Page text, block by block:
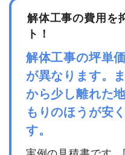
解体工事の費用を
ト！
解体工事の坪単
が異なります。
から少し離れた
もりのほうが安
す。